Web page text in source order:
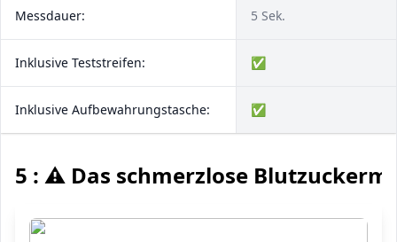
Messdauer: 5 Sek.
Inklusive Teststreifen: ✅
Inklusive Aufbewahrungstasche: ✅
5 : ⚠️ Das schmerzlose